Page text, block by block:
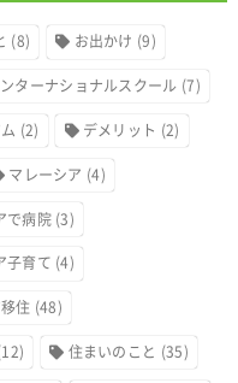
(8) お出かけ (9)
ターナショナルスクール (7)
(2) デメリット (2)
マレーシア (4)
で病院(3)
子育て (4)
住 (48)
住まいのこと (35)